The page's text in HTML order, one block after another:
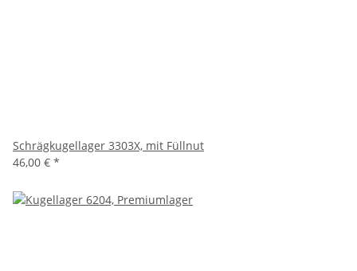
Schrägkugellager 3303X, mit Füllnut
46,00 € *